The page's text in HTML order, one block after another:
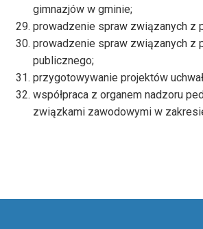
gimnazjów w gminie;
prowadzenie spraw związanych z
prowadzenie spraw związanych z
publicznego;
przygotowywanie projektów
współpraca z organem nadzoru
związkami zawodowymi w